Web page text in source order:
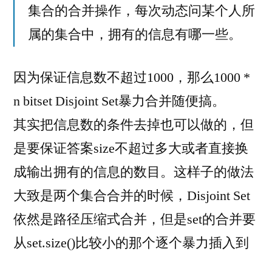
集合的合并操作，每次动态问某个人所
属的集合中，拥有的信息有哪一些。
因为保证信息数不超过1000，那么1000 *
n bitset Disjoint Set暴力合并随便搞。
其实把信息数的条件去掉也可以做的，但
是要保证答案size不超过多大或者直接换
成输出拥有的信息的数目。这样子的做法
大致是两个集合合并的时候，Disjoint Set
依然是路径压缩式合并，但是set的合并要
从set.size()比较小的那个逐个暴力插入到